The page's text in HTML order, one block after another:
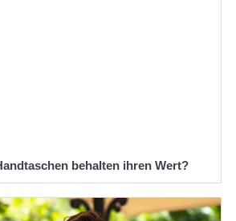
behalten ihren Wert?